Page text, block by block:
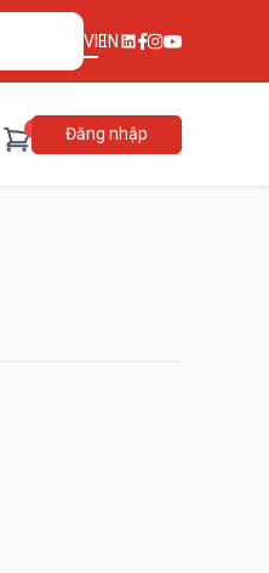
VIEN
0 Đăng nhập